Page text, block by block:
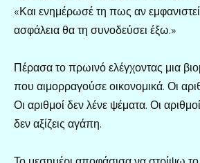
«Και ενημέρωσέ τη πως αν εμφανιστεί
ασφάλεια θα τη συνοδεύσει έξω.»
Πέρασα το πρωινό ελέγχοντας μια
που αιμορραγούσε οικονομικά. Οι
Οι αριθμοί δεν λένε ψέματα. Οι
δεν αξίζεις αγάπη.